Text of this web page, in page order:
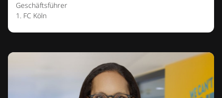
Geschäftsführer
1. FC Köln